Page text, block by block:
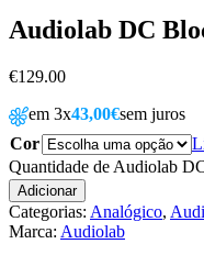
Audiolab DC
€129.00
em 3x43,00€sem juros
Cor
Quantidade de Audiolab
Adicionar
Categorias: Analógico,
Marca: Audiolab